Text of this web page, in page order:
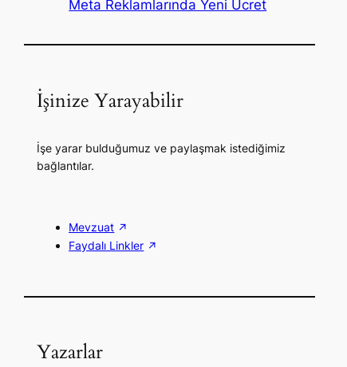
Meta Reklamlarında Yeni Ücret
İşinize Yarayabilir
İşe yarar bulduğumuz ve paylaşmak istediğimiz
bağlantılar.
Mevzuat
Faydalı Linkler
Yazarlar